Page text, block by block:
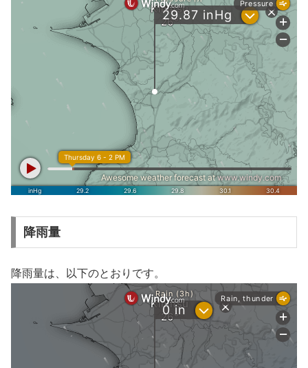
降雨量
降雨量は、以下のとおりです。